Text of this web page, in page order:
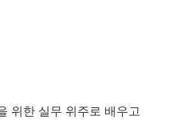
위한 실무 위주로 배우고